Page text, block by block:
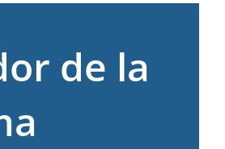
de la